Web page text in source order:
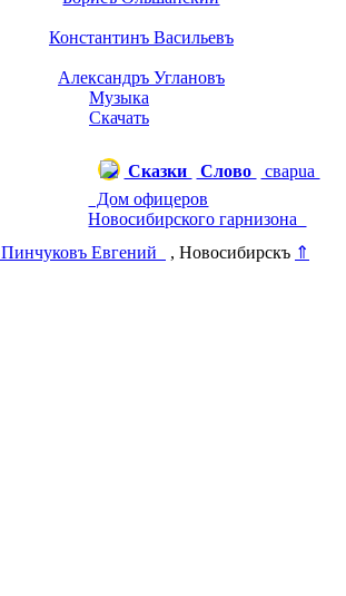
Константинъ Васильевъ
Александръ Углановъ
Музыка
Скачать
Сказки Слово
сварuа
Дом офицеров
Новосибирского гарнизона
Пинчуковъ Евгений , Новосибирскъ ⇑